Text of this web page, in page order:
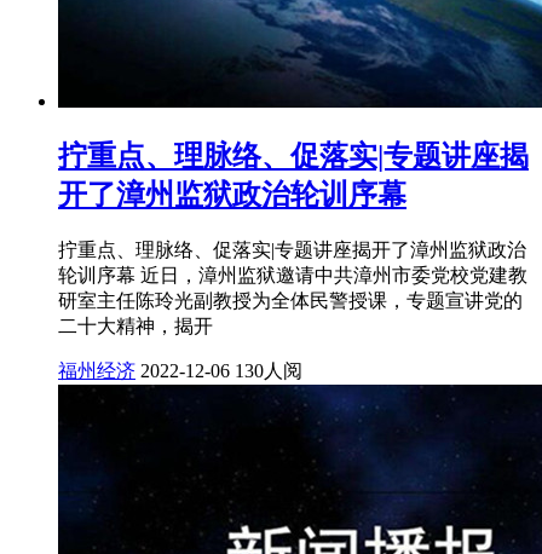
拧重点、理脉络、促落实|专题讲座揭
开了漳州监狱政治轮训序幕
拧重点、理脉络、促落实|专题讲座揭开了漳州监狱政治
轮训序幕 近日，漳州监狱邀请中共漳州市委党校党建教
研室主任陈玲光副教授为全体民警授课，专题宣讲党的
二十大精神，揭开
福州经济 2022-12-06 130人阅